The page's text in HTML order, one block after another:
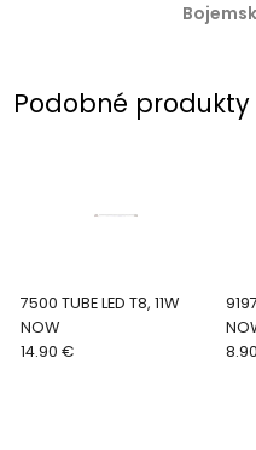
Podobné produkty
7500 TUBE LED T8, 11W
NOW
14.90 €